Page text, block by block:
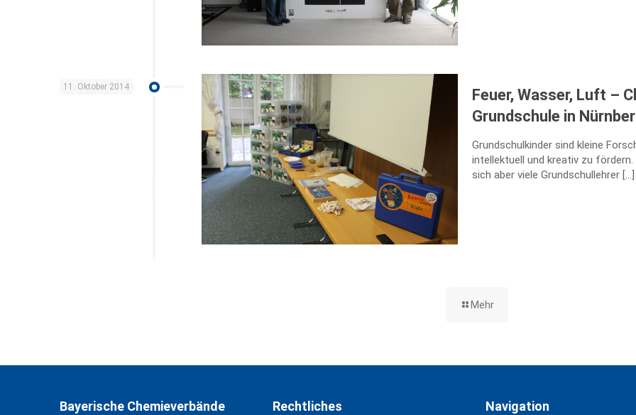
11. Oktober 2014
Feuer, Wasser, Luft –
Grundschule in
Grundschulkinder sind kleine
intellektuell und kreativ zu
sich aber viele Grundschullehrer […]
Mehr
Bayerische Chemieverbände Rechtliches Navigation